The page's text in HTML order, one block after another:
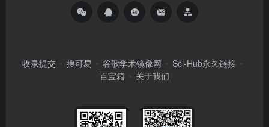
收录提交 搜可易 谷歌学术镜像网
Sci-Hub永久链接
百宝箱
关于我们